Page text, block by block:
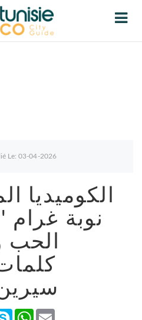
Le: 03-04-2026
الكوميديا
نوبة
الحب
Skype WhatsApp